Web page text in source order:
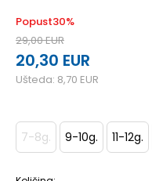
Popust30%
29,00EUR
20,30 EUR
Ušteda: 8,70 EUR
7-8g. 9-10g. 11-12g.